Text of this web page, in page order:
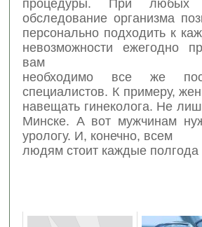
процедуры. При любых
обследование организма
персонально подходить к
невозможности ежегодно
вам
необходимо все же
специалистов. К примеру,
навещать гинеколога. Не
Минске. А вот мужчинам
урологу. И, конечно, всем
людям стоит каждые полгода